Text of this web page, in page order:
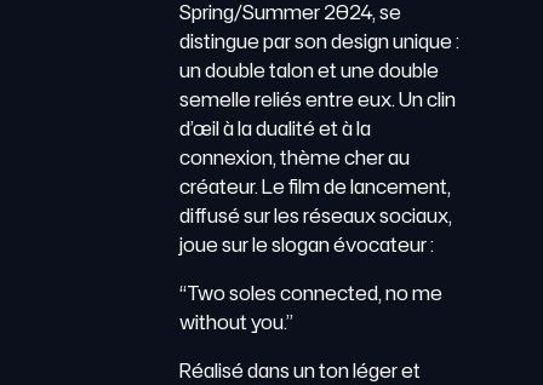
Spring/Summer 2024, se
distingue par son design unique :
un double talon et une double
semelle reliés entre eux. Un clin
d’œil à la dualité et à la
connexion, thème cher au
créateur. Le film de lancement,
diffusé sur les réseaux sociaux,
joue sur le slogan évocateur :
“Two soles connected, no me
without you.”
Réalisé dans un ton léger et